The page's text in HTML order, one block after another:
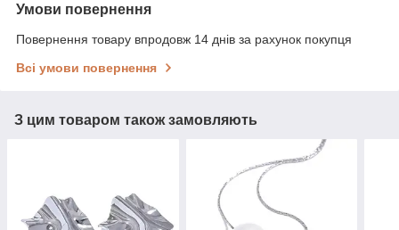
Умови повернення
Повернення товару впродовж 14 днів за рахунок покупця
Всі умови повернення
З цим товаром також замовляють